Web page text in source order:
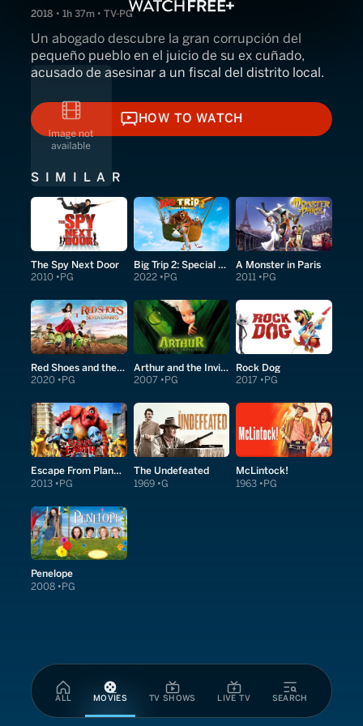
ALL MOVIES TV SHOWS LIVE TV SEARCH
2018 • 1h 37m • TV-PG
Un abogado descubre la gran corrupción del
pequeño pueblo en el juicio de su ex cuñado,
acusado de asesinar a un fiscal del distrito local.
HOW TO WATCH
HOW TO WATCH
SIMILAR
The Spy Next Door
2010 PG
Big Trip 2: Special Delivery
2022 PG
A Monster in Paris
2011 PG
Red Shoes and the Seven Dwarfs
2020 PG
Arthur and the Invisibles
2007 PG
Rock Dog
2017 PG
Escape From Planet Earth
2013 PG
The Undefeated
1969 G
McLintock!
1963 PG
Penelope
2008 PG